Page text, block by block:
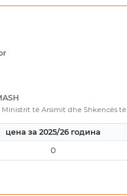
të Arsimit dhe Shkencës
цена за 2025/26 година
0